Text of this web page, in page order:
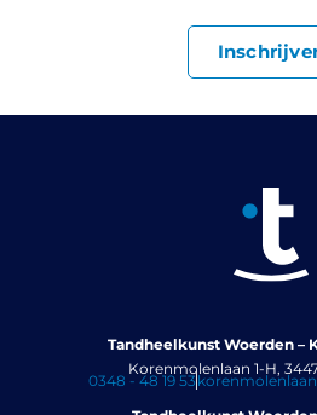
Tandheelkunst Woerden –
Korenmolenlaan 1-H,
0348 - 48 19 53